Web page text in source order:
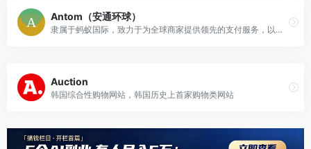
Antom（安通环球）
隶属于蚂蚁国际，致力于为全球商家提供领先的支付服务，以一站式行业数字化支付解决方案，为客户业务增长提供助力。
Auction
韩国综合性购物网站，韩国历史上首家购物类网站